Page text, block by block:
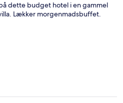
dette budget hotel i en gammel
Lækker morgenmadsbuffet.